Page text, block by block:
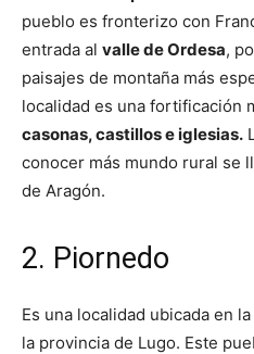
pueblo es fronterizo con
entrada al valle de Ordesa,
paisajes de montaña más
localidad es una fortificación
casonas, castillos e iglesias.
conocer más mundo rural se
de Aragón.
2. Piornedo
Es una localidad ubicada en la
la provincia de Lugo. Este